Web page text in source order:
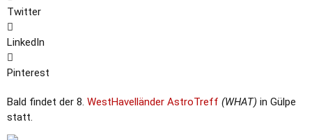
Twitter
LinkedIn
Pinterest
Bald findet der 8. WestHavelländer AstroTreff (WHAT) in Gülpe
statt.